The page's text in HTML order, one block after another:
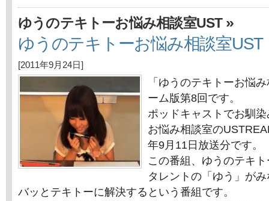
ゆうのテキトーお悩み相談室UST»
ゆうのテキトーお悩み相談室UST
[2011年9月24日]
「ゆうのテキトーお悩
ーム版第8回です。
ポッドキャストでお馴
お悩み相談室の
年9月11日放送分です。
この番組、ゆうのテキ
タレントの「ゆう」が
バッとテキトーに解決するという番組です。